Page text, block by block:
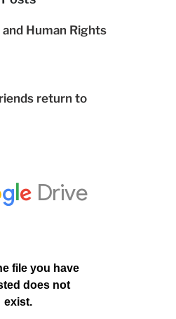
Human Rights
return to